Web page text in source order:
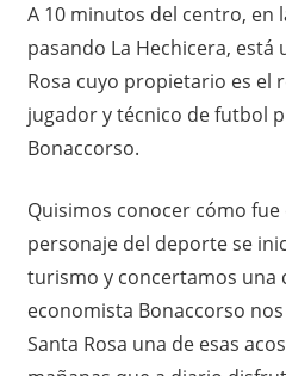
A 10 minutos del centro, en
pasando La Hechicera, está
Rosa cuyo propietario es el
jugador y técnico de futbol
Bonaccorso.
Quisimos conocer cómo
personaje del deporte se
turismo y concertamos una
economista Bonaccorso
Santa Rosa una de esas